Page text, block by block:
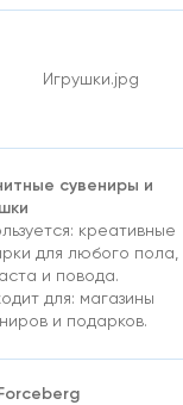
сувениры и
креативные
для любого пола,
и повода.
для: магазины
и подарков.